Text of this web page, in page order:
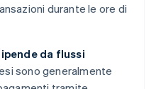
durante le ore di
da flussi
sono generalmente